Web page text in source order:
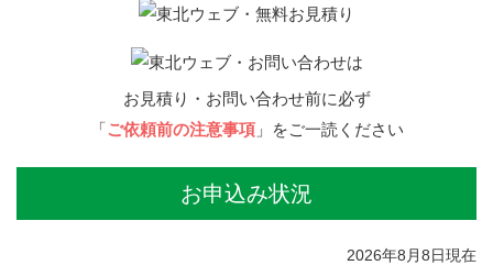
お見積り・お問い合わせ前に必ず
「ご依頼前の注意事項」をご一読ください
お申込み状況
2026年8月8日現在